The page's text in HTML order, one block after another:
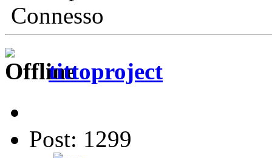
Connesso
tittoproject
Post: 1299